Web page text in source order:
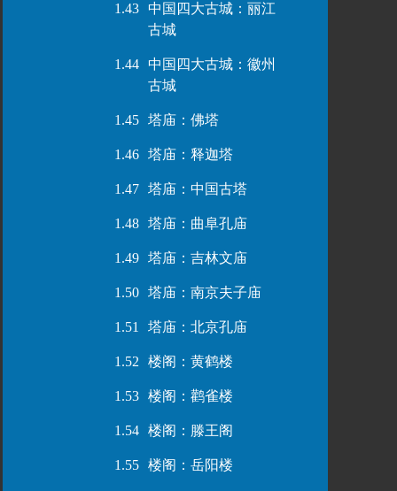
1.43
中国四大古城：丽江
古城
1.44
中国四大古城：徽州
古城
1.45 塔庙：佛塔
1.46 塔庙：释迦塔
1.47 塔庙：中国古塔
1.48 塔庙：曲阜孔庙
1.49 塔庙：吉林文庙
1.50 塔庙：南京夫子庙
1.51 塔庙：北京孔庙
1.52 楼阁：黄鹤楼
1.53 楼阁：鹳雀楼
1.54 楼阁：滕王阁
1.55 楼阁：岳阳楼